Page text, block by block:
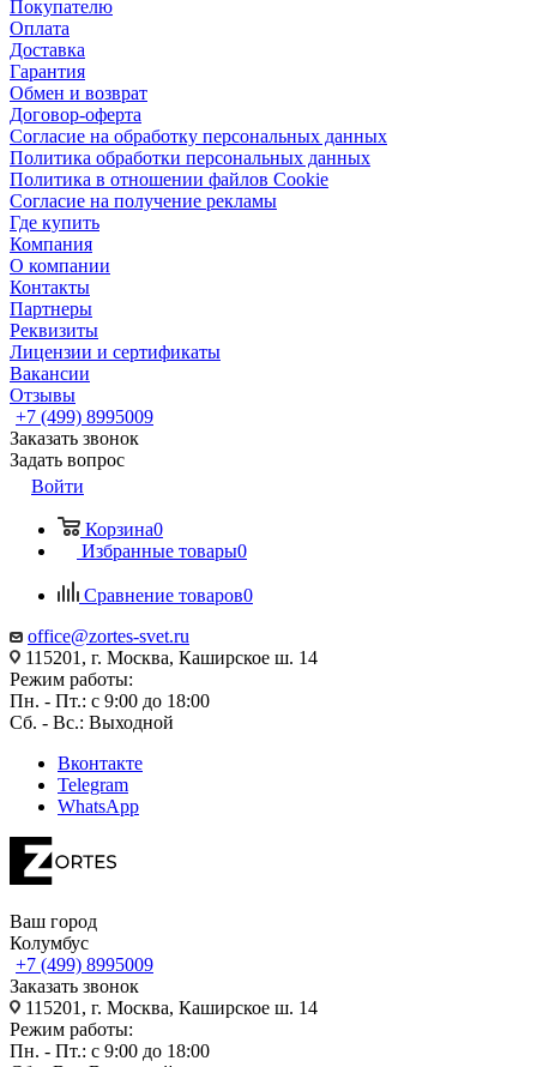
Покупателю
Оплата
Доставка
Гарантия
Обмен и возврат
Договор-оферта
Согласие на обработку персональных данных
Политика обработки персональных данных
Политика в отношении файлов Cookie
Согласие на получение рекламы
Где купить
Компания
О компании
Контакты
Партнеры
Реквизиты
Лицензии и сертификаты
Вакансии
Отзывы
+7 (499) 8995009
Заказать звонок
Задать вопрос
Войти
Корзина0
Избранные товары0
Сравнение товаров0
office@zortes-svet.ru
115201, г. Москва, Каширское ш. 14
Режим работы:
Пн. - Пт.: с 9:00 до 18:00
Сб. - Вс.: Выходной
Вконтакте
Telegram
WhatsApp
Ваш город
Колумбус
+7 (499) 8995009
Заказать звонок
115201, г. Москва, Каширское ш. 14
Режим работы:
Пн. - Пт.: с 9:00 до 18:00